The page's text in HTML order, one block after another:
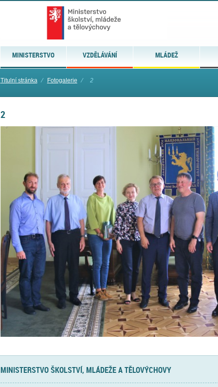
MINISTERSTVO VZDĚLÁVÁNÍ MLÁDEŽ
Titulní stránka ⁄ Fotogalerie ⁄ 2
2
MINISTERSTVO ŠKOLSTVÍ, MLÁDEŽE A TĚLOVÝCHOVY